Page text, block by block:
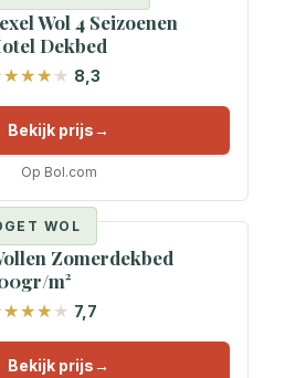
Wol 4 Seizoenen
Dekbed
8,3
Bekijk prijs
Op Bol.com
WOL
Zomerdekbed
m²
7,7
Bekijk prijs